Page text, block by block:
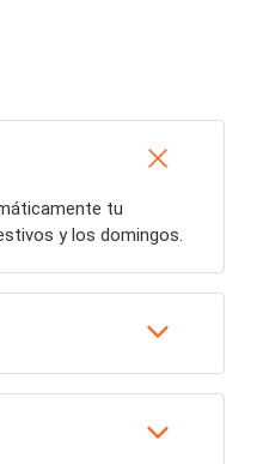
tu
y los domingos.